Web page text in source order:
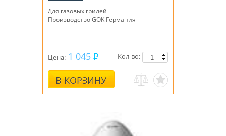
Для газовых грилей
Производство GOK Германия
Цена: 1 045
В КОРЗИНУ
Кол-во: